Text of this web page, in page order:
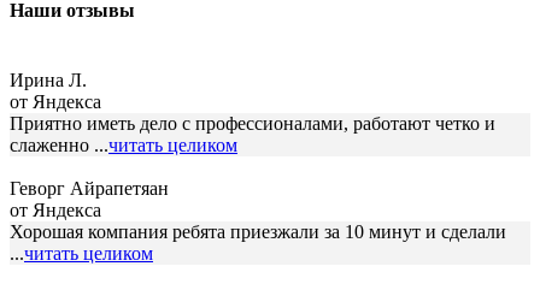
Наши отзывы
Ирина Л.
от Яндекса
Приятно иметь дело с профессионалами, работают четко и
слаженно ...читать целиком
Геворг Айрапетяан
от Яндекса
Хорошая компания ребята приезжали за 10 минут и сделали
...читать целиком